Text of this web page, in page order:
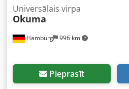
Hamburg 996 km
Universālais virpa
Okuma
Pieprasīt